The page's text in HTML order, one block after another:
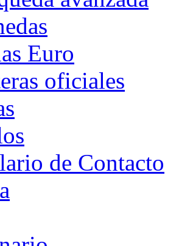
Euro
oficiales
de Contacto